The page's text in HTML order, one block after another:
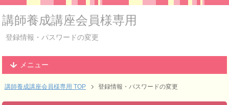
講師養成講座会員様専用
登録情報・パスワードの変更
メニュー
講師養成講座会員様専用 TOP 登録情報・パスワードの変更